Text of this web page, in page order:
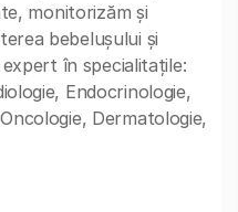
monitorizăm și
bebelușului și
în specialitațile:
Endocrinologie,
Dermatologie,